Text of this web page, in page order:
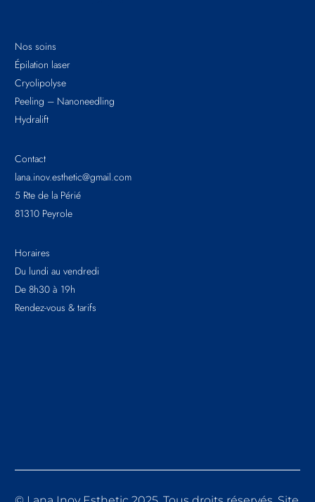
Nos soins
Épilation laser
Cryolipolyse
Peeling – Nanoneedling
Hydralift
Contact
lana.inov.esthetic@gmail.com
5 Rte de la Périé
81310 Peyrole
Horaires
Du lundi au vendredi
De 8h30 à 19h
Rendez-vous & tarifs